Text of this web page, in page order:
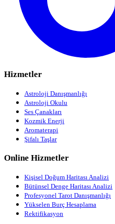
Hizmetler
Astroloji Danışmanlığı
Astroloji Okulu
Ses Çanakları
Kozmik Enerji
Aromaterapi
Şifalı Taşlar
Online Hizmetler
Kişisel Doğum Haritası Analizi
Bütünsel Denge Haritası Analizi
Profesyonel Tarot Danışmanlığı
Yükselen Burç Hesaplama
Rektifikasyon